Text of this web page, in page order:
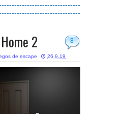
8
2
de escape 26.9.19